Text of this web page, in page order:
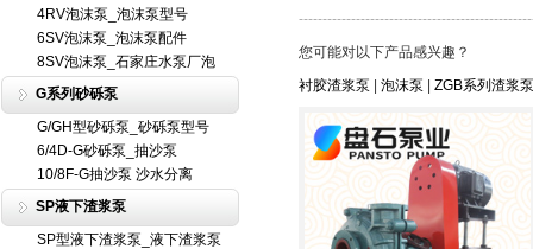
4RV泡沫泵_泡沫泵型号
6SV泡沫泵_泡沫泵配件
8SV泡沫泵_石家庄水泵厂泡
G系列砂砾泵
G/GH型砂砾泵_砂砾泵型号
6/4D-G砂砾泵_抽沙泵
10/8F-G抽沙泵 沙水分离
SP液下渣浆泵
SP型液下渣浆泵_液下渣浆泵
您可能对以下产品感兴趣？
衬胶渣浆泵
泡沫泵 ZGB系列渣浆泵